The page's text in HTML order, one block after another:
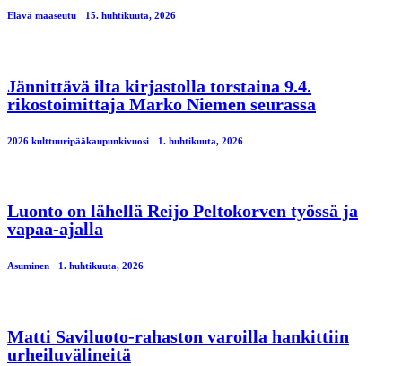
Elävä maaseutu 15. huhtikuuta, 2026
Jännittävä ilta kirjastolla torstaina 9.4.
rikostoimittaja Marko Niemen seurassa
2026 kulttuuripääkaupunkivuosi 1. huhtikuuta, 2026
Luonto on lähellä Reijo Peltokorven työssä ja
vapaa-ajalla
Asuminen 1. huhtikuuta, 2026
Matti Saviluoto-rahaston varoilla hankittiin
urheiluvälineitä